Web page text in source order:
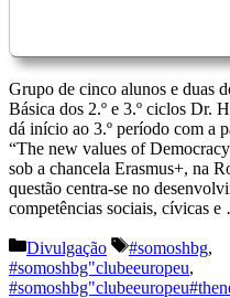
Grupo de cinco alunos e duas
Básica dos 2.º e 3.º ciclos Dr.
dá início ao 3.º período com a
“The new values of
sob a chancela Erasmus+, na
questão centra-se no
competências sociais, cívicas
Categorias
Divulgação Etiquetas
#somoshbg,
#somoshbg"clubeeuropeu,